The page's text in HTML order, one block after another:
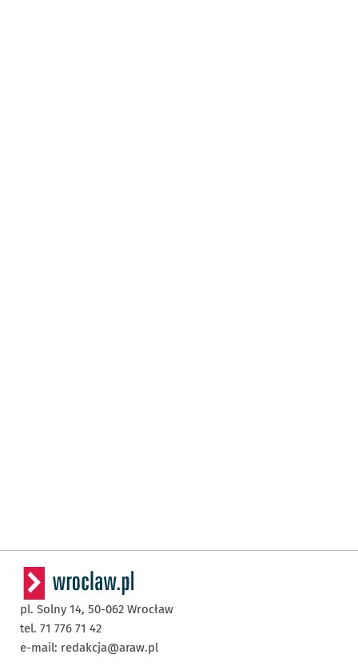
pl. Solny 14, 50-062 Wrocław
tel. 71 776 71 42
e-mail: redakcja@araw.pl